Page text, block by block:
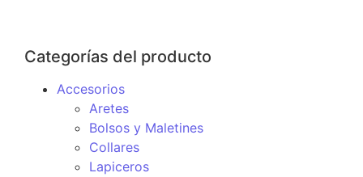
Categorías del producto
Accesorios
Aretes
Bolsos y Maletines
Collares
Lapiceros